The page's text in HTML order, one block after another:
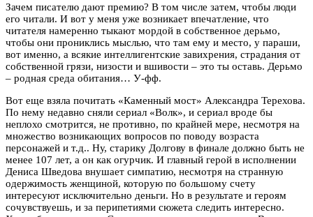
Зачем писателю дают премию? В том числе затем, чтобы люди
его читали. И вот у меня уже возникает впечатление, что
читателя намеренно тыкают мордой в собственное дерьмо,
чтобы они прониклись мыслью, что там ему и место, у параши,
вот именно, а всякие интеллигентские завихрения, страдания от
собственной грязи, низости и вшивости – это ты оставь. Дерьмо
– родная среда обитания… У-фф.
Вот еще взяла почитать «Каменный мост» Александра Терехова.
По нему недавно сняли сериал «Волк», и сериал вроде бы
неплохо смотрится, не противно, по крайней мере, несмотря на
множество возникающих вопросов по поводу возраста
персонажей и т.д.. Ну, старику Долгову в финале должно быть не
менее 107 лет, а он как огурчик. И главный герой в исполнении
Дениса Шведова внушает симпатию, несмотря на странную
одержимость женщиной, которую по большому счету
интересуют исключительно деньги. Но в результате и героям
сочувствуешь, и за перипетиями сюжета следить интересно.